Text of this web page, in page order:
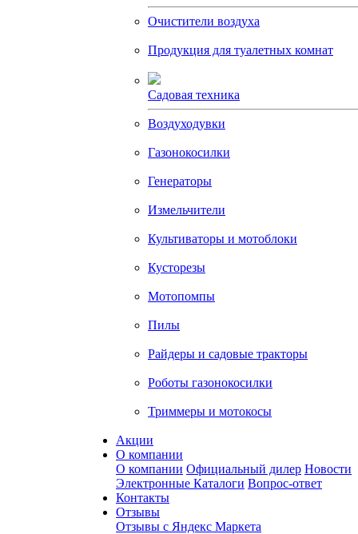
Очистители воздуха
Продукция для туалетных комнат
Садовая техника
Воздуходувки
Газонокосилки
Генераторы
Измельчители
Культиваторы и мотоблоки
Кусторезы
Мотопомпы
Пилы
Райдеры и садовые тракторы
Роботы газонокосилки
Триммеры и мотокосы
Акции
О компании
О компании Официальный дилер Новости
Электронные Каталоги Вопрос-ответ
Контакты
Отзывы
Отзывы с Яндекс Маркета